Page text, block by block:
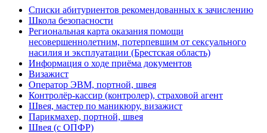
Списки абитуриентов рекомендованных к зачислению
Школа безопасности
Региональная карта оказания помощи
несовершеннолетним, потерпевшим от сексуального
насилия и эксплуатации (Брестская область)
Информация о ходе приёма документов
Визажист
Оператор ЭВМ, портной, швея
Контролёр-кассир (контролер), страховой агент
Швея, мастер по маникюру, визажист
Парикмахер, портной, швея
Швея (с ОПФР)